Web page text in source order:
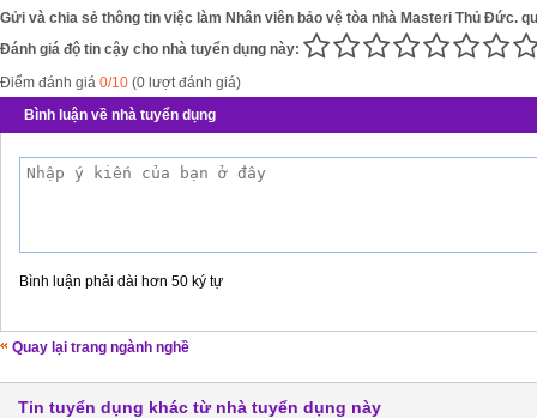
Gửi và chia sẻ thông tin việc làm Nhân viên bảo vệ tòa nhà Masteri Thủ Đức.
Đánh giá độ tin cậy cho nhà tuyển dụng này:
Điểm đánh giá 0/10 (0 lượt đánh giá)
Bình luận về nhà tuyển dụng
Bình luận phải dài hơn 50 ký tự
Quay lại trang ngành nghề
Tin tuyển dụng khác từ nhà tuyển dụng này